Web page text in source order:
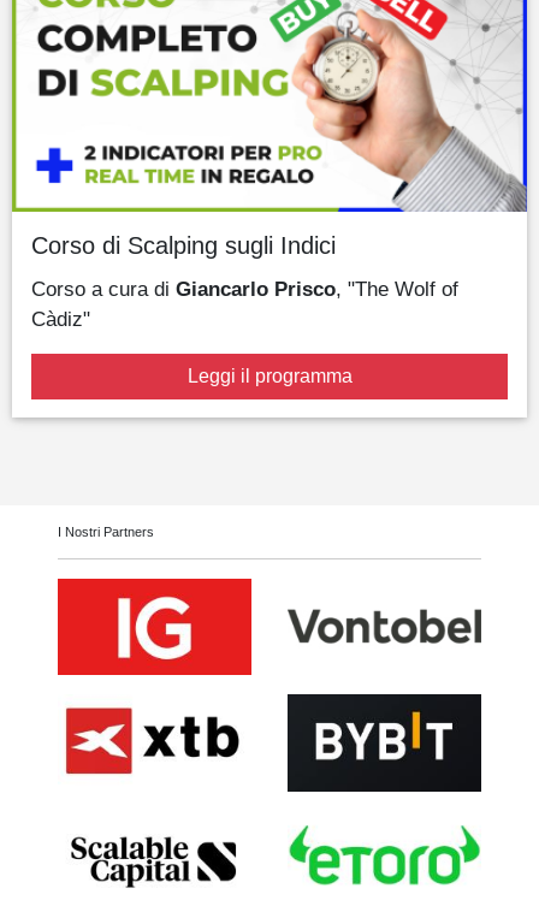
Corso di Scalping sugli Indici
Corso a cura di Giancarlo Prisco, "The Wolf of
Càdiz"
Leggi il programma
I Nostri Partners